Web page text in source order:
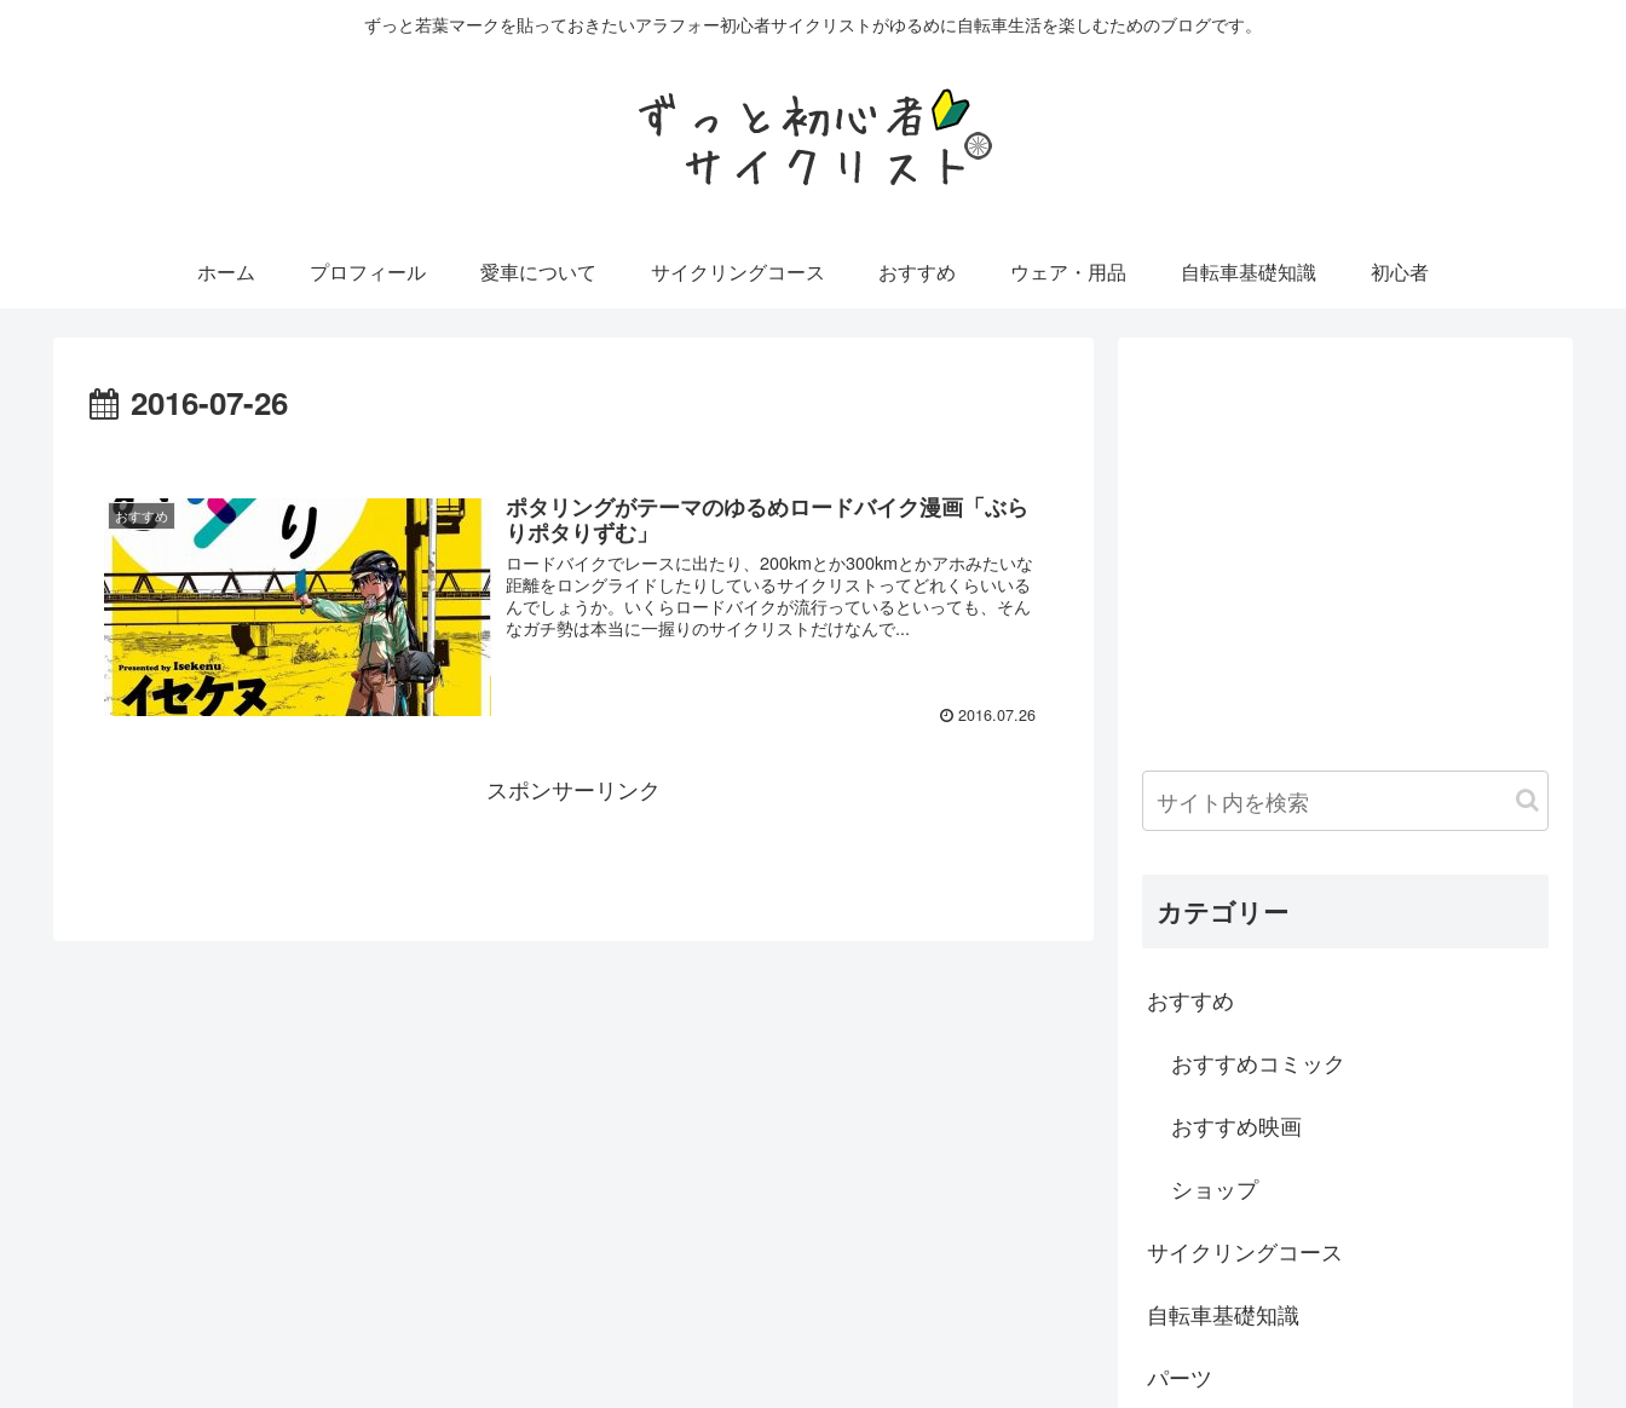
ずっと若葉マークを貼っておきたいアラフォー初心者サイクリストがゆるめに自転車生活を楽しむためのブログです。
ホーム プロフィール 愛車について サイクリングコース おすすめ ウェア・用品 自転車基礎知識 初心者
2016-07-26
おすすめ
ポタリングがテーマのゆるめロードバイク漫画「ぶら
りポタりずむ」
ロードバイクでレースに出たり、200kmとか300kmとかアホみたいな
距離をロングライドしたりしているサイクリストってどれくらいいる
んでしょうか。いくらロードバイクが流行っているといっても、そん
なガチ勢は本当に一握りのサイクリストだけなんで...
2016.07.26
スポンサーリンク
カテゴリー
おすすめ
おすすめコミック
おすすめ映画
ショップ
サイクリングコース
自転車基礎知識
パーツ